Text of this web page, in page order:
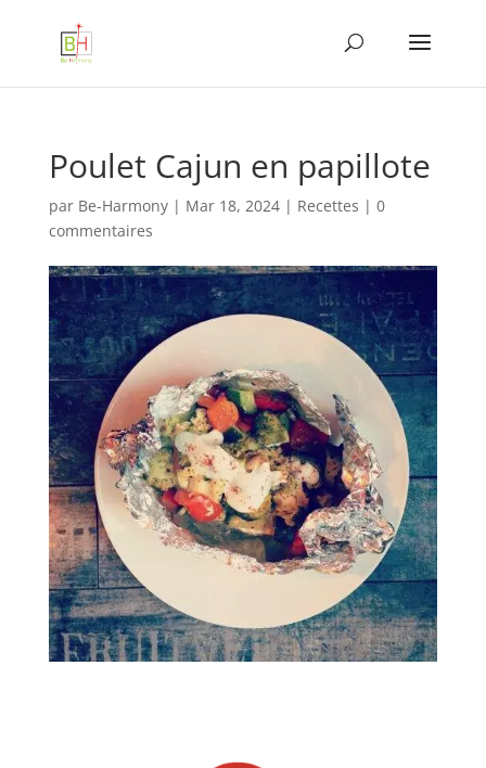
Poulet Cajun en papillote
par Be-Harmony| Mar 18, 2024| Recettes | 0
commentaires